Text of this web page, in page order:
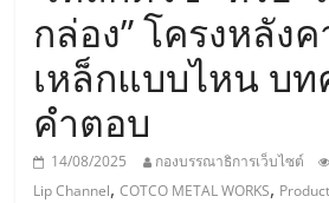
ส
เอ็
กล่อง” โครงหลัง
เหล็กแบบไหน บ
คำตอบ
14/08/2025 กองบรรณาธิการเว็บไซต์
Lip Channel,COTCO METAL WORKS,